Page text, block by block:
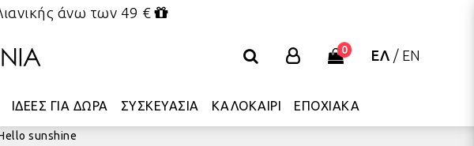
άνω των 49 €
0 ΕΛ / EN
ΙΔΕΕΣ ΓΙΑ ΔΩΡΑ ΣΥΣΚΕΥΑΣΙΑ ΚΑΛΟΚΑΙΡΙ ΕΠΟΧΙΑΚΑ
sunshine